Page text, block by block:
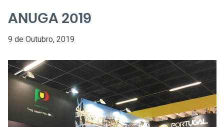
ANUGA 2019
9 de Outubro, 2019